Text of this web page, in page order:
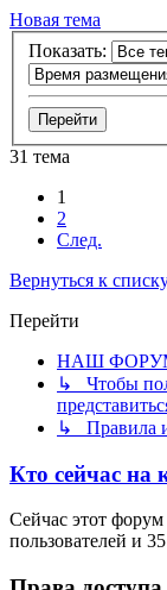
Новая тема
Показать:
31 тема
1
2
След.
Вернуться к
Перейти
НАШ
↳ Чтобы
↳ Правила и
Кто сейчас на
Сейчас этот
пользователей и